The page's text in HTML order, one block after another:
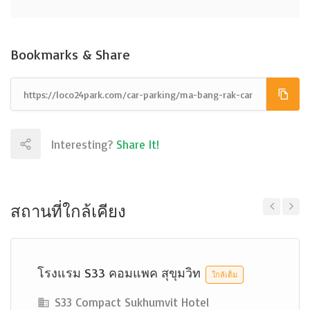
Bookmarks & Share
Interesting? Share It!
สถานที่ใกล้เคียง
โรงแรม S33 คอมแพค สุขุมวิท ใกล้เต็ม
S33 Compact Sukhumvit Hotel